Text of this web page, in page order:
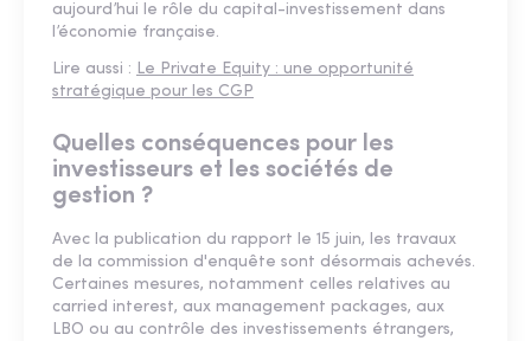
aujourd’hui le rôle du capital-investissement dans
l’économie française.
Lire aussi : Le Private Equity : une opportunité
stratégique pour les CGP
Quelles conséquences pour les
investisseurs et les sociétés de
gestion ?
Avec la publication du rapport le 15 juin, les travaux
de la commission d'enquête sont désormais achevés.
Certaines mesures, notamment celles relatives au
carried interest, aux management packages, aux
LBO ou au contrôle des investissements étrangers,